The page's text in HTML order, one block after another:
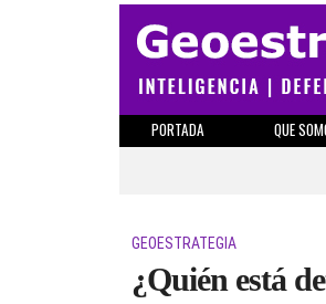
PORTADA QUE
GEOESTRATEGIA
¿Quién está